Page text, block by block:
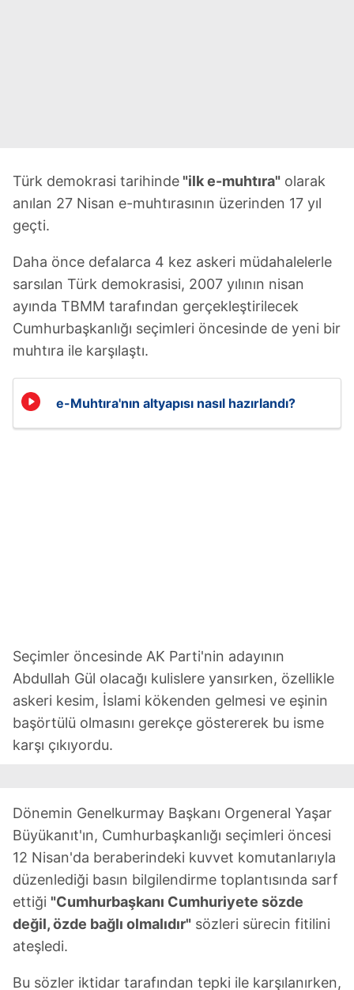
Türk demokrasi tarihinde "ilk e-muhtıra" olarak
anılan 27 Nisan e-muhtırasının üzerinden 17 yıl
geçti.
Daha önce defalarca 4 kez askeri müdahalelerle
sarsılan Türk demokrasisi, 2007 yılının nisan
ayında TBMM tarafından gerçekleştirilecek
Cumhurbaşkanlığı seçimleri öncesinde de yeni bir
muhtıra ile karşılaştı.
e-Muhtıra'nın altyapısı nasıl hazırlandı?
Seçimler öncesinde AK Parti'nin adayının
Abdullah Gül olacağı kulislere yansırken, özellikle
askeri kesim, İslami kökenden gelmesi ve eşinin
başörtülü olmasını gerekçe göstererek bu isme
karşı çıkıyordu.
Dönemin Genelkurmay Başkanı Orgeneral Yaşar
Büyükanıt'ın, Cumhurbaşkanlığı seçimleri öncesi
12 Nisan'da beraberindeki kuvvet komutanlarıyla
düzenlediği basın bilgilendirme toplantısında sarf
ettiği "Cumhurbaşkanı Cumhuriyete sözde
değil, özde bağlı olmalıdır" sözleri sürecin fitilini
ateşledi.
Bu sözler iktidar tarafından tepki ile karşılanırken,